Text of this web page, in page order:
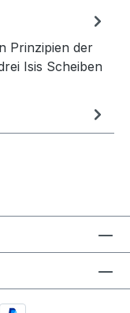
Prinzipien der
Isis Scheiben